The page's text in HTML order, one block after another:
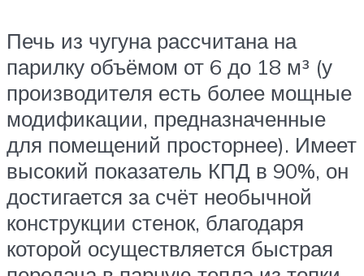
Печь из чугуна рассчитана на
парилку объёмом от 6 до 18 м³ (у
производителя есть более мощные
модификации, предназначенные
для помещений просторнее). Имеет
высокий показатель КПД в 90%, он
достигается за счёт необычной
конструкции стенок, благодаря
которой осуществляется быстрая